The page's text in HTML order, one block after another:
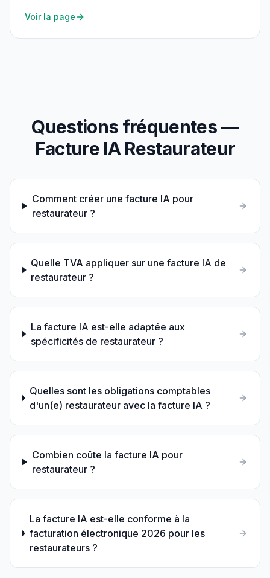
Voir la page
Questions fréquentes —
Facture IARestaurateur
Comment créer une facture IA pour
restaurateur ?
Quelle TVA appliquer sur une facture IA de
restaurateur ?
La facture IA est-elle adaptée aux
spécificités de restaurateur ?
Quelles sont les obligations comptables
d'un(e) restaurateur avec la facture IA ?
Combien coûte la facture IA pour
restaurateur ?
La facture IA est-elle conforme à la
facturation électronique 2026 pour les
restaurateurs ?